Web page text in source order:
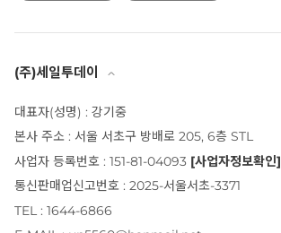
(주)세일투데이
대표자(성명) : 강기중
본사 주소 : 서울 서초구 방배로 205, 6층 STL
사업자 등록번호 : 151-81-04093 [사업자정보확인]
통신판매업신고번호 : 2025-서울서초-3371
TEL : 1644-6866